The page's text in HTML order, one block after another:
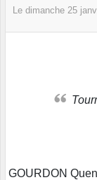
Le dimanche 25 janv.
GOURDON